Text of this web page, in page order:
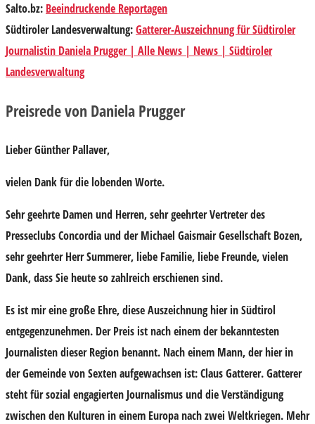
Salto.bz: Beeindruckende Reportagen
Südtiroler Landesverwaltung:Gatterer-Auszeichnung für Südtiroler
Journalistin Daniela Prugger | Alle News | News | Südtiroler
Landesverwaltung
Preisrede von Daniela Prugger
Lieber Günther Pallaver,
vielen Dank für die lobenden Worte.
Sehr geehrte Damen und Herren, sehr geehrter Vertreter des
Presseclubs Concordia und der Michael Gaismair Gesellschaft Bozen,
sehr geehrter Herr Summerer, liebe Familie, liebe Freunde, vielen
Dank, dass Sie heute so zahlreich erschienen sind.
Es ist mir eine große Ehre, diese Auszeichnung hier in Südtirol
entgegenzunehmen. Der Preis ist nach einem der bekanntesten
Journalisten dieser Region benannt. Nach einem Mann, der hier in
der Gemeinde von Sexten aufgewachsen ist: Claus Gatterer. Gatterer
steht für sozial engagierten Journalismus und die Verständigung
zwischen den Kulturen in einem Europa nach zwei Weltkriegen. Mehr